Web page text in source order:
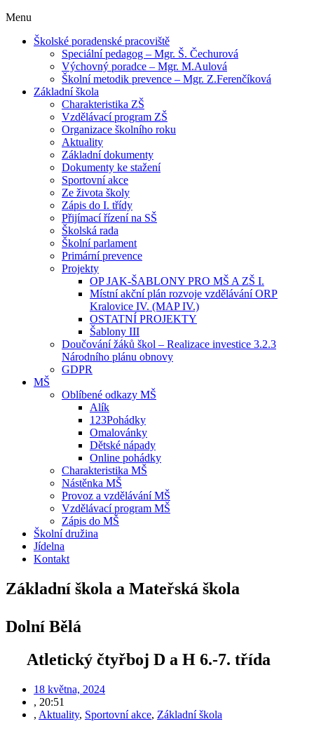
Menu
Školské poradenské pracoviště
Speciální pedagog – Mgr. Š. Čechurová
Výchovný poradce – Mgr. M.Aulová
Školní metodik prevence – Mgr. Z.Ferenčíková
Základní škola
Charakteristika ZŠ
Vzdělávací program ZŠ
Organizace školního roku
Aktuality
Základní dokumenty
Dokumenty ke stažení
Sportovní akce
Ze života školy
Zápis do I. třídy
Přijímací řízení na SŠ
Školská rada
Školní parlament
Primární prevence
Projekty
OP JAK-ŠABLONY PRO MŠ A ZŠ I.
Místní akční plán rozvoje vzdělávání ORP
Kralovice IV. (MAP IV.)
OSTATNÍ PROJEKTY
Šablony III
Doučování žáků škol – Realizace investice 3.2.3
Národního plánu obnovy
GDPR
MŠ
Oblíbené odkazy MŠ
Alík
123Pohádky
Omalovánky
Dětské nápady
Online pohádky
Charakteristika MŠ
Nástěnka MŠ
Provoz a vzdělávání MŠ
Vzdělávací program MŠ
Zápis do MŠ
Školní družina
Jídelna
Kontakt
Základní škola a Mateřská škola
Dolní Bělá
Atletický čtyřboj D a H 6.-7. třída
18 května, 2024
, 20:51
, Aktuality, Sportovní akce, Základní škola